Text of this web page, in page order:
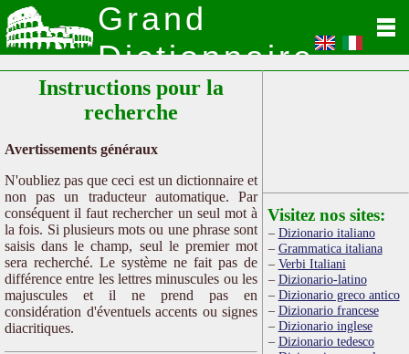
Grand
Dictionnaire
Latin
Instructions pour la
recherche
Avertissements généraux
N'oubliez pas que ceci est un dictionnaire et
non pas un traducteur automatique. Par
conséquent il faut rechercher un seul mot à
la fois. Si plusieurs mots ou une phrase sont
saisis dans le champ, seul le premier mot
sera recherché. Le système ne fait pas de
différence entre les lettres minuscules ou les
majuscules et il ne prend pas en
considération d'éventuels accents ou signes
diacritiques.
Visitez nos sites:
Dizionario italiano
Grammatica italiana
Verbi Italiani
Dizionario-latino
Dizionario greco antico
Dizionario francese
Dizionario inglese
Dizionario tedesco